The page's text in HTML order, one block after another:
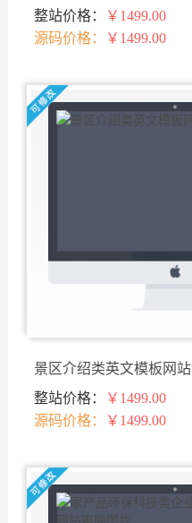
整站价格：
￥1499.00
源码价格：
￥1499.00
景区介绍类英文模板网站
整站价格：
￥1499.00
源码价格：
￥1499.00